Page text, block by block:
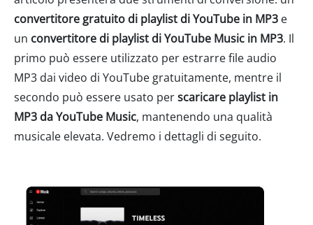
convertitore gratuito di playlist di YouTube in MP3 e
un convertitore di playlist di YouTube Music in MP3. Il
primo può essere utilizzato per estrarre file audio
MP3 dai video di YouTube gratuitamente, mentre il
secondo può essere usato perscaricare playlist in
MP3 da YouTube Music, mantenendo una qualità
musicale elevata. Vedremo i dettagli di seguito.